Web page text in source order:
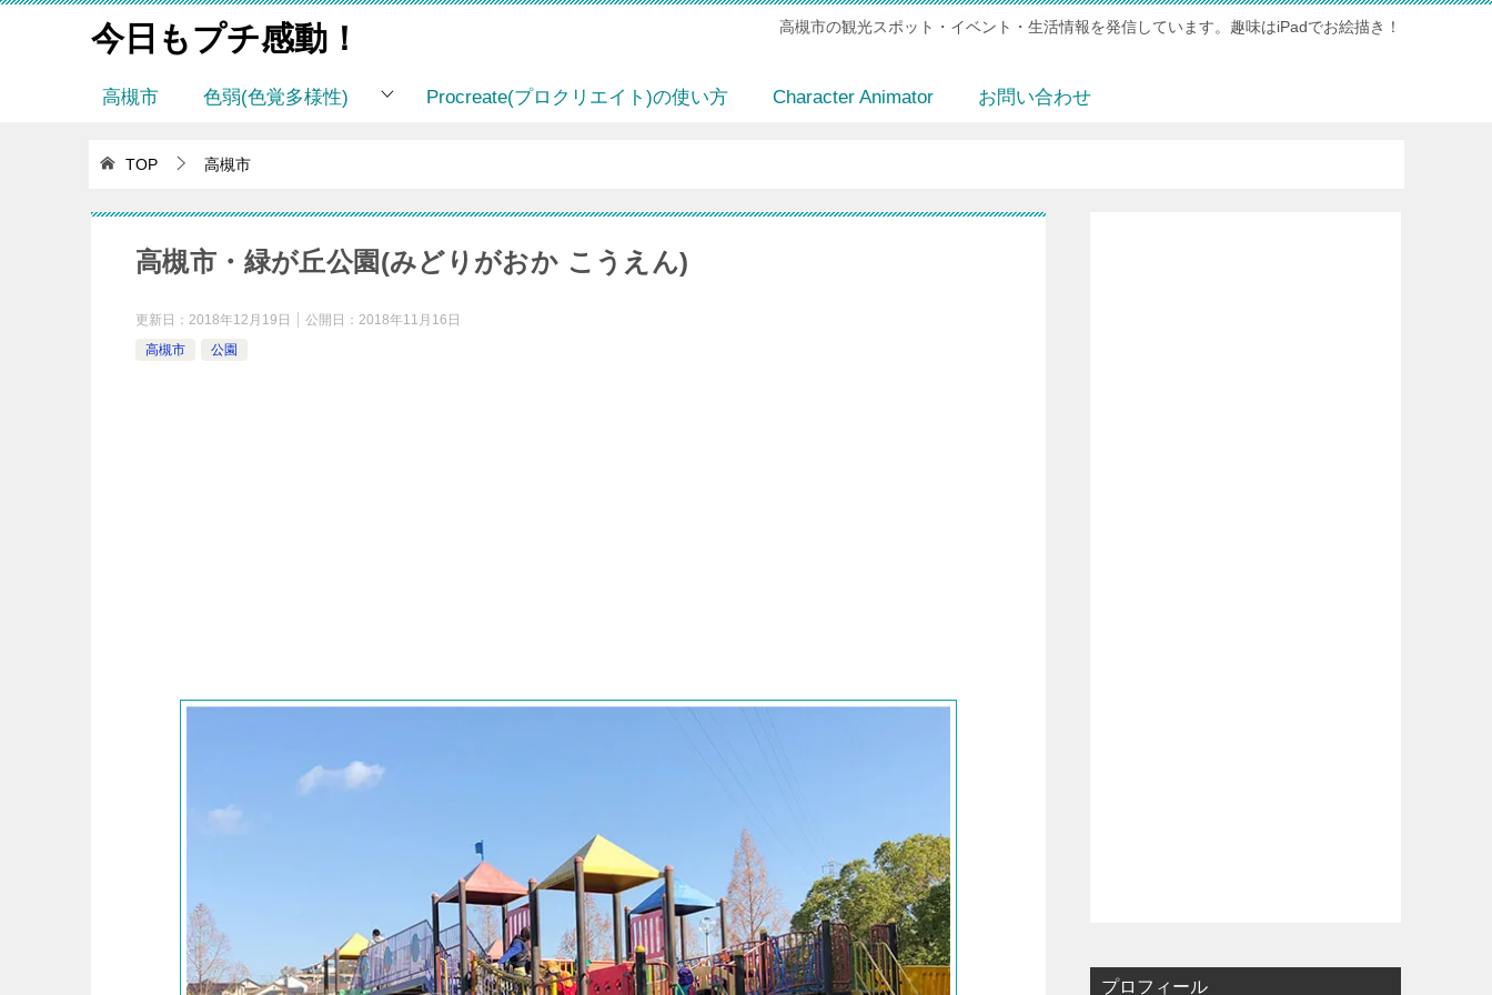
今日もプチ感動！ 高槻市の観光スポット・イベント・生活情報を発信しています。趣味はiPadでお絵描き！
高槻市 色弱(色覚多様性) Procreate(プロクリエイト)の使い方 Character Animator お問い合わせ
TOP 高槻市
高槻市・緑が丘公園(みどりがおか こうえん)
更新日： 2018年12月19日 公開日： 2018年11月16日
高槻市
公園
プロフィール